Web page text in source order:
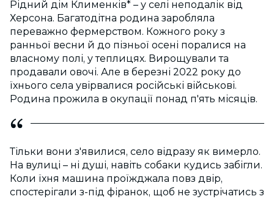
Рідний дім Клименків* – у селі неподалік від
Херсона. Багатодітна родина заробляла
переважно фермерством. Кожного року з
ранньої весни й до пізньої осені поралися на
власному полі, у теплицях. Вирощували та
продавали овочі. Але в березні 2022 року до
їхнього села увірвалися російські військові.
Родина прожила в окупації понад п'ять місяців.
Тільки вони з'явилися, село відразу як вимерло.
На вулиці – ні душі, навіть собаки кудись забігли.
Коли їхня машина проїжджала повз двір,
спостерігали з-під фіранок, щоб не зустрічатись з